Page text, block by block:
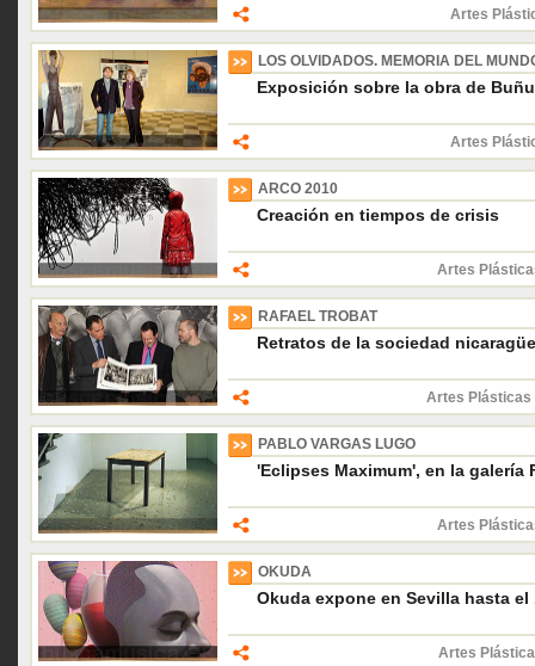
Artes
LOS OLVIDADOS. MEMORIA DEL
Exposición sobre la obra de
Artes
ARCO 2010
Creación en tiempos de crisis
Artes
RAFAEL TROBAT
Retratos de la sociedad
Artes Plásticas
PABLO VARGAS LUGO
'Eclipses Maximum', en la galería
Artes
OKUDA
Okuda expone en Sevilla hasta el
Artes